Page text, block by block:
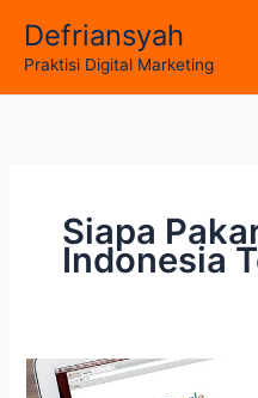
content
Defriansyah
Praktisi Digital Marketing
Siapa
Indonesia